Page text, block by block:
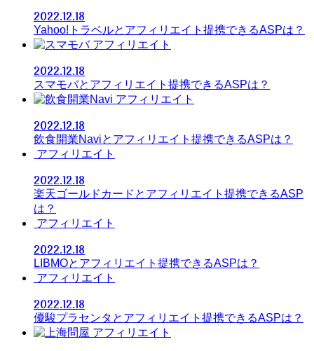
2022.12.18
Yahoo!トラベルとアフィリエイト提携できるASPは？
アフィリエイト
2022.12.18
スマモバとアフィリエイト提携できるASPは？
アフィリエイト
2022.12.18
飲食開業Naviとアフィリエイト提携できるASPは？
アフィリエイト
2022.12.18
楽天ゴールドカードとアフィリエイト提携できるASP
は？
アフィリエイト
2022.12.18
LIBMOとアフィリエイト提携できるASPは？
アフィリエイト
2022.12.18
優駿プラセンタとアフィリエイト提携できるASPは？
アフィリエイト